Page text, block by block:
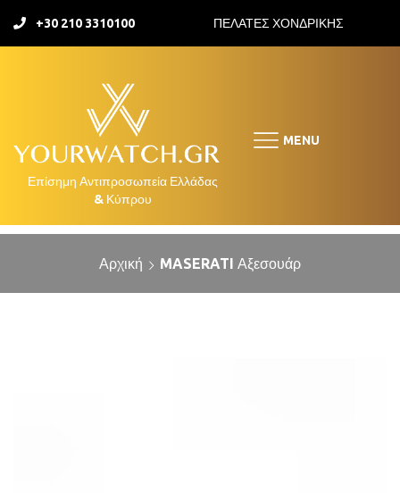
+30 210 3310100 ΠΕΛΑΤΕΣ ΧΟΝΔΡΙΚΗΣ
MENU
Αρχική MASERATI Αξεσουάρ